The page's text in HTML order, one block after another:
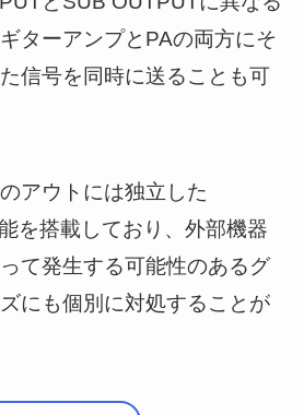
ターアンプとPAの両方にそ
信号を同時に送ることも可
アウトには独立した
を搭載しており、外部機器
て発生する可能性のあるグ
にも個別に対処することが